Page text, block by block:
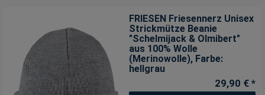
FRIESEN Friesennerz Unisex
Strickmütze Beanie
"Schelmijack & Olmibert"
aus 100% Wolle
(Merinowolle), Farbe:
hellgrau
29,90 € *